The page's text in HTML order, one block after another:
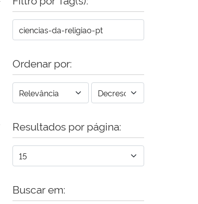
Ordenar por:
Resultados por página:
Buscar em: